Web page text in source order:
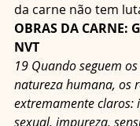
da carne não tem
OBRAS DA CARNE:
NVT
19 Quando seguem
natureza humana, os
extremamente claros:
sexual, impureza,